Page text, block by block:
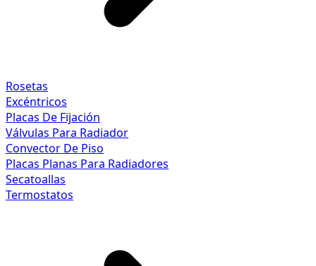
Rosetas
Excéntricos
Placas De Fijación
Válvulas Para Radiador
Convector De Piso
Placas Planas Para Radiadores
Secatoallas
Termostatos